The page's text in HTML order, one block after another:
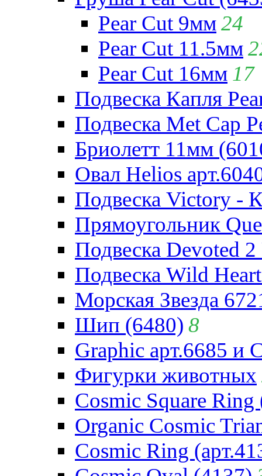
Pear Cut 9мм24
Pear Cut 11.5мм
Pear Cut 16мм 17
Подвеска Капля
Подвеска Met Cap
Бриолетт 11мм
Овал Helios
Подвеска Victory -
Прямоугольник
Подвеска Devoted
Подвеска Wild
Морская Звезда
Шип (6480) 8
Graphic арт.6685 и
Фигурки животных
Cosmic Square Ring
Organic Cosmic
Cosmic Ring